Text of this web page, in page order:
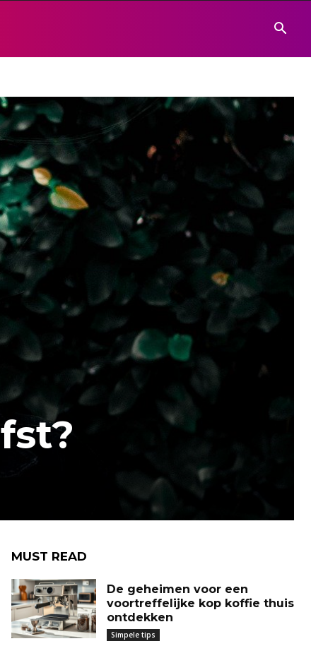
MUST READ
De geheimen voor een
voortreffelijke kop koffie thuis
ontdekken
Simpele tips